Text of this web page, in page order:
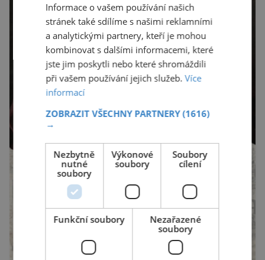
Informace o vašem používání našich
stránek také sdílíme s našimi reklamními
a analytickými partnery, kteří je mohou
kombinovat s dalšími informacemi, které
jste jim poskytli nebo které shromáždili
při vašem používání jejich služeb.Více
informací
ZOBRAZIT VŠECHNY PARTNERY(1616)
→
Nezbytně
nutné
soubory
Výkonové
soubory
Soubory
cílení
Funkční soubory
Nezařazené
soubory